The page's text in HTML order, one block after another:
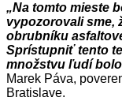
„Na tomto mieste
vypozorovali sme,
obrubníku
Sprístupniť tento
množstvu ľudí
Marek Páva,
Bratislave.